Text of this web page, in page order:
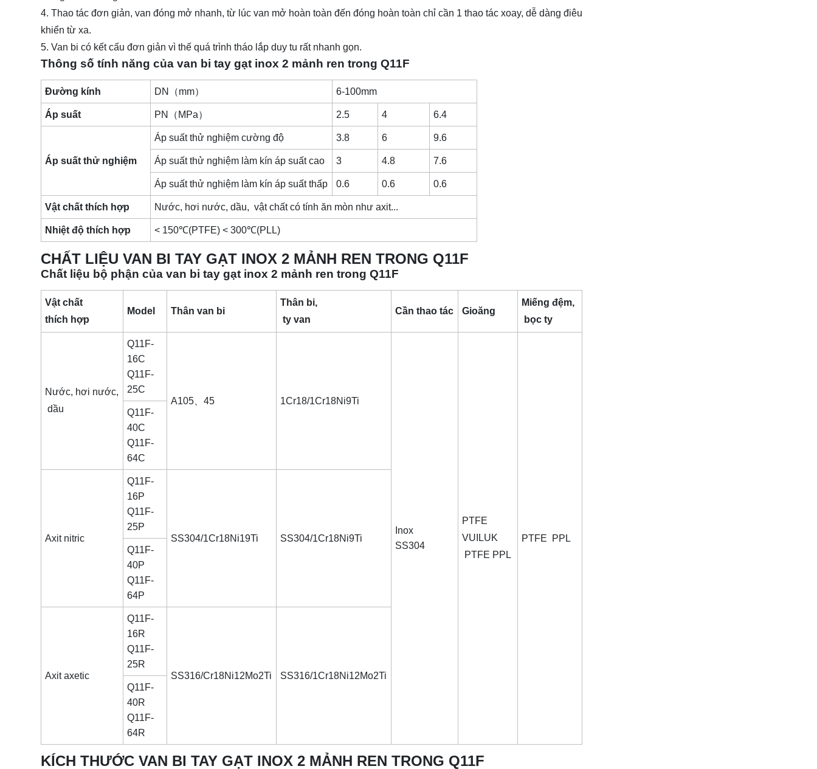
4. Thao tác đơn giản, van đóng mở nhanh, từ lúc van mở hoàn toàn đến đóng hoàn toàn chỉ cần 1 thao tác xoay, dễ dàng điêu
khiển từ xa.
5. Van bi có kết cấu đơn giản vì thế quá trình tháo lắp duy tu rất nhanh gọn.
Thông số tính năng của van bi tay gạt inox 2 mảnh ren trong Q11F
Đường kính DN（mm） 6-100mm
Áp suất PN（MPa） 2.5 4 6.4
Áp suất thử nghiệm
Áp suất thử nghiệm cường độ 3.8 6 9.6
Áp suất thử nghiệm làm kín áp suất cao 3 4.8 7.6
Áp suất thử nghiệm làm kín áp suất thấp 0.6 0.6 0.6
Vật chất thích hợp Nước, hơi nước, dầu, vật chất có tính ăn mòn như axit...
Nhiệt độ thích hợp < 150℃(PTFE) < 300℃(PLL)
CHẤT LIỆU VAN BI TAY GẠT INOX 2 MẢNH REN TRONG Q11F
Chất liệu bộ phận của van bi tay gạt inox 2 mảnh ren trong Q11F
Vật chất
thích hợp
Model Thân van bi
Thân bi,
ty van
Cần thao tác Gioăng
Miếng đệm,
bọc ty
Nước, hơi nước,
dầu
Q11F-
16C
Q11F-
25C
A105、45
1Cr18/1Cr18Ni9Ti
Inox
SS304
PTFE
VUILUK
PTFE PPL
PTFE PPL
Q11F-
40C
Q11F-
64C
Axit nitric
Q11F-
16P
Q11F-
25P
SS304/1Cr18Ni19Ti
SS304/1Cr18Ni9Ti
Q11F-
40P
Q11F-
64P
Axit axetic
Q11F-
16R
Q11F-
25R
SS316/Cr18Ni12Mo2Ti
SS316/1Cr18Ni12Mo2Ti
Q11F-
40R
Q11F-
64R
KÍCH THƯỚC VAN BI TAY GẠT INOX 2 MẢNH REN TRONG Q11F